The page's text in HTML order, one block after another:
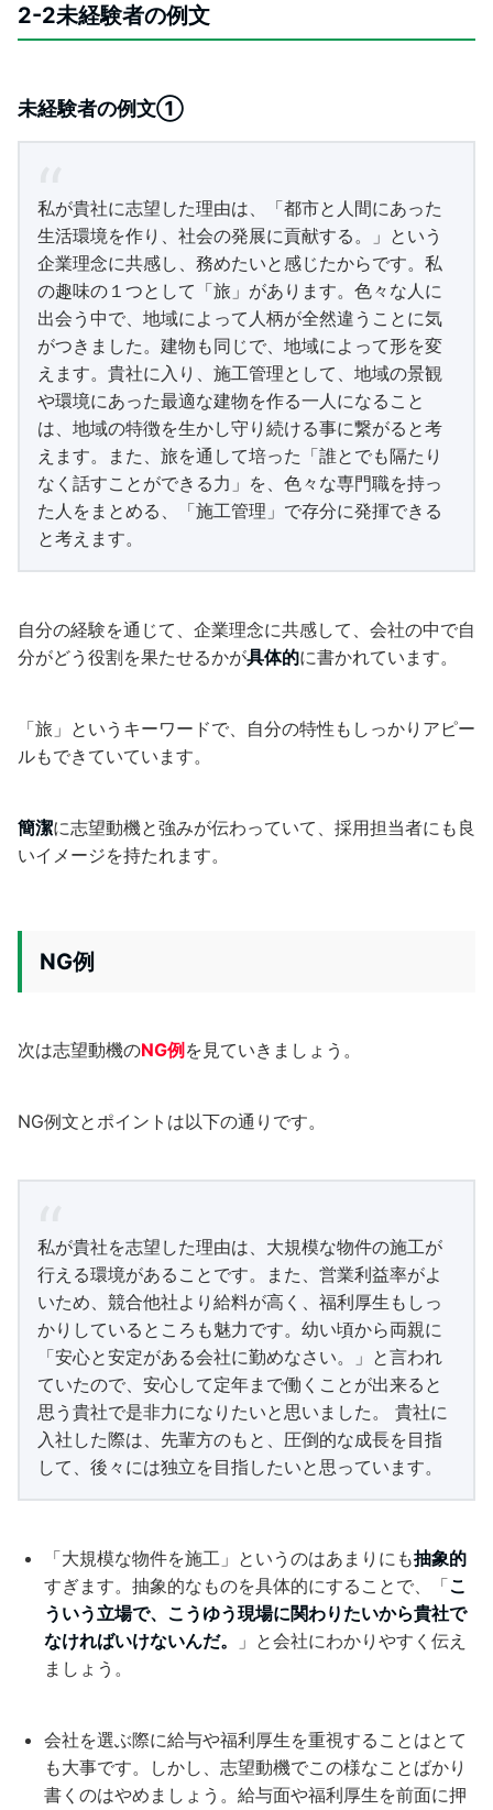
2-2未経験者の例文
未経験者の例文①
私が貴社に志望した理由は、「都市と人間にあった
生活環境を作り、社会の発展に貢献する。」という
企業理念に共感し、務めたいと感じたからです。私
の趣味の１つとして「旅」があります。色々な人に
出会う中で、地域によって人柄が全然違うことに気
がつきました。建物も同じで、地域によって形を変
えます。貴社に入り、施工管理として、地域の景観
や環境にあった最適な建物を作る一人になること
は、地域の特徴を生かし守り続ける事に繋がると考
えます。また、旅を通して培った「誰とでも隔たり
なく話すことができる力」を、色々な専門職を持っ
た人をまとめる、「施工管理」で存分に発揮できる
と考えます。
自分の経験を通じて、企業理念に共感して、会社の中で自
分がどう役割を果たせるかが具体的に書かれています。
「旅」というキーワードで、自分の特性もしっかりアピー
ルもできていています。
簡潔に志望動機と強みが伝わっていて、採用担当者にも良
いイメージを持たれます。
NG例
次は志望動機のNG例 を見ていきましょう。
NG例文とポイントは以下の通りです。
私が貴社を志望した理由は、大規模な物件の施工が
行える環境があることです。また、営業利益率がよ
いため、競合他社より給料が高く、福利厚生もしっ
かりしているところも魅力です。幼い頃から両親に
「安心と安定がある会社に勤めなさい。」と言われ
ていたので、安心して定年まで働くことが出来ると
思う貴社で是非力になりたいと思いました。 貴社に
入社した際は、先輩方のもと、圧倒的な成長を目指
して、後々には独立を目指したいと思っています。
「大規模な物件を施工」というのはあまりにも抽象的
すぎます。抽象的なものを具体的にすることで、「こ
ういう立場で、こうゆう現場に関わりたいから貴社で
なければいけないんだ。
」と会社にわかりやすく伝え
ましょう。
会社を選ぶ際に給与や福利厚生を重視することはとて
も大事です。しかし、志望動機でこの様なことばかり
書くのはやめましょう。給与面や福利厚生を前面に押